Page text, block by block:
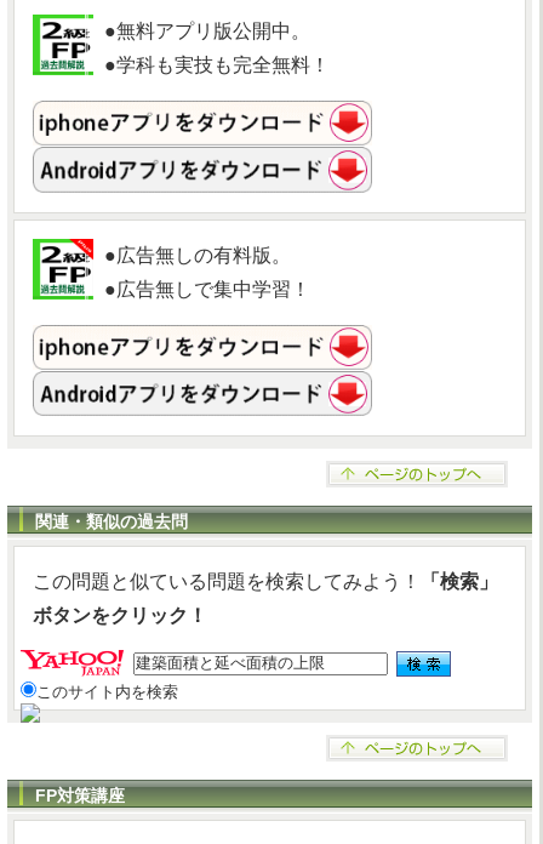
●無料アプリ版公開中。
●学科も実技も完全無料！
●広告無しの有料版。
●広告無しで集中学習！
関連・類似の過去問
この問題と似ている問題を検索してみよう！
「検索」
ボタンをクリック！
このサイト内を検索
FP対策講座